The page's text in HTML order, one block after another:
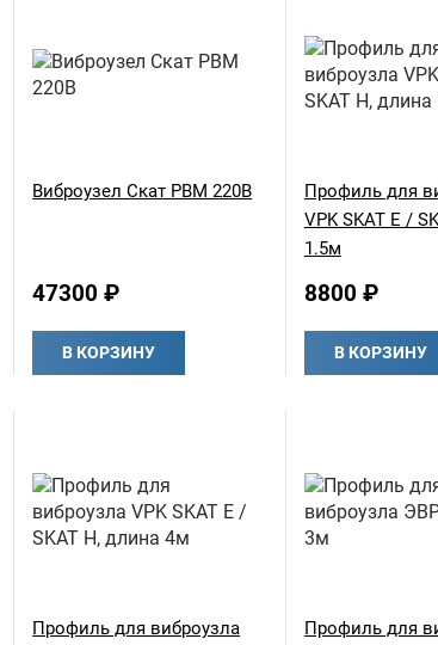
Виброузел Скат РВМ 220В
47300 ₽
В КОРЗИНУ
Профиль для
VPK SKAT E /
1.5м
8800 ₽
В КОРЗИНУ
Профиль для виброузла
Профиль для